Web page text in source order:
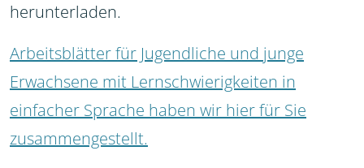
herunterladen.
Arbeitsblätter für Jugendliche und junge
Erwachsene mit Lernschwierigkeiten in
einfacher Sprache haben wir hier für Sie
zusammengestellt.